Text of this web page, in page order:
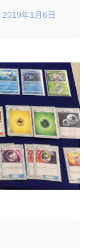
2019年1月6日